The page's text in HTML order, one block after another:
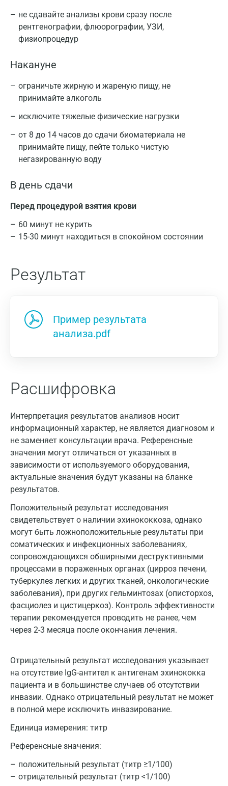
не сдавайте анализы крови сразу после
рентгенографии, флюорографии, УЗИ,
физиопроцедур
Накануне
ограничьте жирную и жареную пищу, не
принимайте алкоголь
исключите тяжелые физические нагрузки
от 8 до 14 часов до сдачи биоматериала не
принимайте пищу, пейте только чистую
негазированную воду
В день сдачи
Перед процедурой взятия крови
60 минут не курить
15-30 минут находиться в спокойном состоянии
Результат
Пример результата
анализа.pdf
Расшифровка
Интерпретация результатов анализов носит
информационный характер, не является диагнозом и
не заменяет консультации врача. Референсные
значения могут отличаться от указанных в
зависимости от используемого оборудования,
актуальные значения будут указаны на бланке
результатов.
Положительный результат исследования
свидетельствует о наличии эхинококкоза, однако
могут быть ложноположительные результаты при
соматических и инфекционных заболеваниях,
сопровождающихся обширными деструктивными
процессами в пораженных органах (цирроз печени,
туберкулез легких и других тканей, онкологические
заболевания), при других гельминтозах (описторхоз,
фасциолез и цистицеркоз). Контроль эффективности
терапии рекомендуется проводить не ранее, чем
через 2-3 месяца после окончания лечения.
Отрицательный результат исследования указывает
на отсутствие IgG-антител к антигенам эхинококка
пациента и в большинстве случаев об отсутствии
инвазии. Однако отрицательный результат не может
в полной мере исключить инвазирование.
Единица измерения: титр
Референсные значения:
положительный результат (титр ≥1/100)
отрицательный результат (титр <1/100)